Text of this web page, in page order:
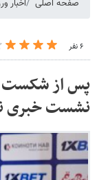
صفحه اصلی اخبار
۶ نفر
پس از شکست
نشست خبری